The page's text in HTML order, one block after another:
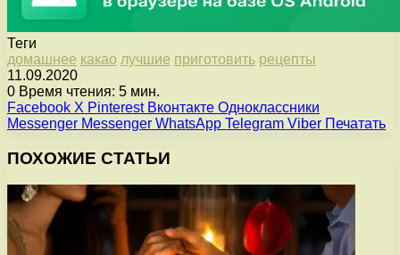
Теги
домашнее какао лучшие приготовить рецепты
11.09.2020
0 Время чтения: 5 мин.
Facebook X Pinterest Вконтакте Одноклассники
Messenger Messenger WhatsApp Telegram Viber Печатать
ПОХОЖИЕ СТАТЬИ